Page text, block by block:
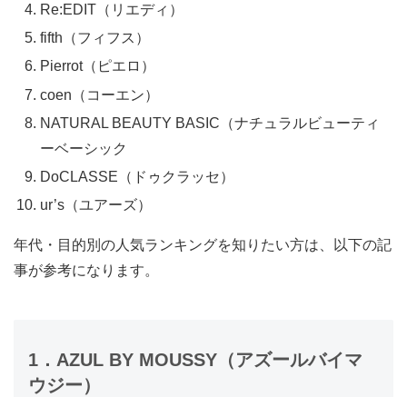
Re:EDIT（リエディ）
fifth（フィフス）
Pierrot（ピエロ）
coen（コーエン）
NATURAL BEAUTY BASIC（ナチュラルビューティ
ーベーシック
DoCLASSE（ドゥクラッセ）
ur’s（ユアーズ）
年代・目的別の人気ランキングを知りたい方は、以下の記
事が参考になります。
1．AZUL BY MOUSSY（アズールバイマ
ウジー）